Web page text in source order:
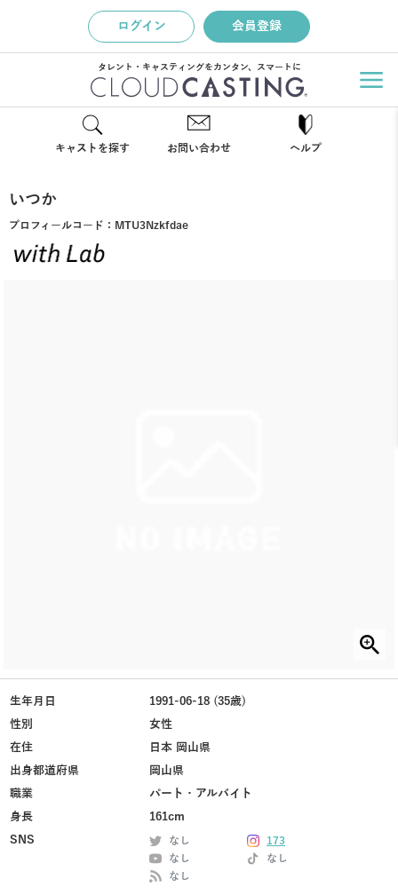
ログイン 会員登録
タレント・キャスティングをカンタン、スマートに
キャストを探す お問い合わせ ヘルプ
いつか
プロフィールコード： MTU3Nzkfdae
生年月日
1991-06-18 (35歳)
性別
女性
在住
日本 岡山県
出身都道府県
岡山県
職業
パート・アルバイト
身長
161cm
SNS
なし
173
なし
なし
なし